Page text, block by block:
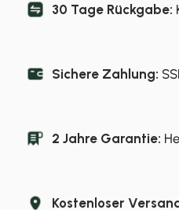
30 Tage Rückgabe:
Sichere Zahlung:
2 Jahre Garantie:
Kostenloser